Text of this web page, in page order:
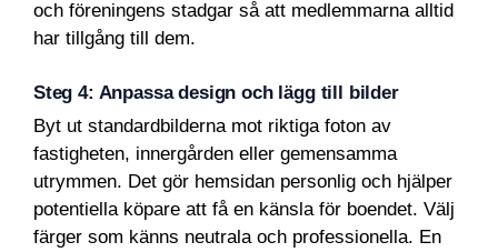
och föreningens stadgar så att medlemmarna alltid
har tillgång till dem.
Steg 4: Anpassa design och lägg till bilder
Byt ut standardbilderna mot riktiga foton av
fastigheten, innergården eller gemensamma
utrymmen. Det gör hemsidan personlig och hjälper
potentiella köpare att få en känsla för boendet. Välj
färger som känns neutrala och professionella. En